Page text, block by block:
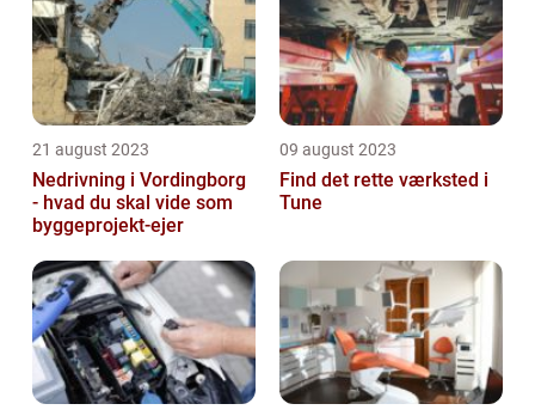
21 august 2023
Nedrivning i Vordingborg
- hvad du skal vide som
byggeprojekt-ejer
09 august 2023
Find det rette værksted i
Tune